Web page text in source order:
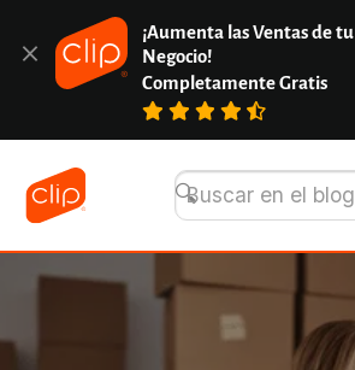
¡Aumenta las Ventas de tu
Negocio!
Completamente Gratis